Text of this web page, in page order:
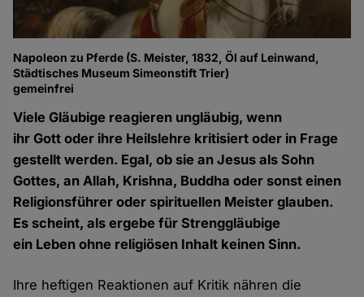
Napoleon zu Pferde (S. Meister, 1832, Öl auf Leinwand,
Städtisches Museum Simeonstift Trier)
gemeinfrei
Viele Gläubige reagieren ungläubig, wenn
ihr Gott oder ihre Heilslehre kritisiert oder in Frage
gestellt werden. Egal, ob sie an Jesus als Sohn
Gottes, an Allah, Krishna, Buddha oder sonst einen
Religionsführer oder spirituellen Meister glauben.
Es scheint, als ergebe für Strenggläubige
ein Leben ohne religiösen Inhalt keinen Sinn.
Ihre heftigen Reaktionen auf Kritik nähren die